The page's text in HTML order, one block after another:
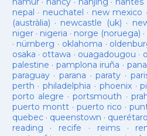
nepal · neuchatel · new mexico ·
(austràlia) · newcastle (uk) ·
niger· nigeria · norge (noruega) ·
· nürnberg · oklahoma ·
osaka · ottawa · ouagadougou ·
palestine · pamplona iruña ·
paraguay· parana ·paraty ·
perth ·philadelphia · phoenix·
porto alegre ·portsmouth ·
puerto montt· puerto rico ·
quebec· queenstown · querétaro
reading · recife · reims·